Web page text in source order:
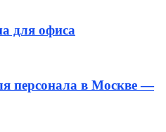
для офиса
персонала в Москве —